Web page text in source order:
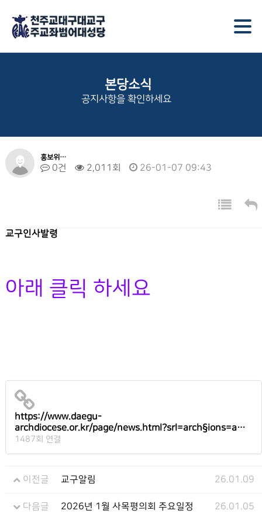
본당소식
공지사항을 확인하세요
홍보위…
0건 2,011회 26-01-07 09:43
교구인사발령
아래 클릭 하세요
https://www.daegu-
archdiocese.or.kr/page/news.html?srl=arch§ions=a…
1487회 연결
이전글 교구알림 26.01.09
다음글 2026년 1월 사목평의회 주요일정 26.01.05